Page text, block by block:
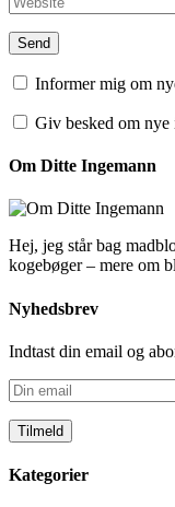
Informer mig om
Giv besked om
Om Ditte Ingemann
Hej, jeg står bag
kogebøger – mere om
Nyhedsbrev
Indtast din email og
Din
email
Kategorier